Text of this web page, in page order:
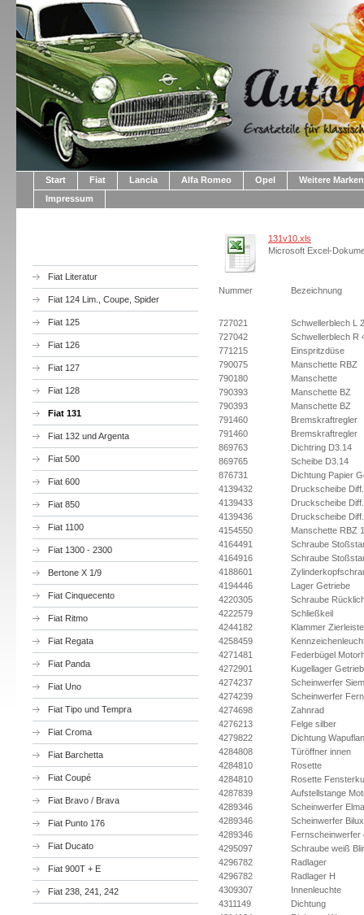
Start Fiat Lancia Alfa Romeo Opel
Weitere Marken
Impressum
Fiat Literatur
Fiat 124 Lim., Coupe, Spider
Fiat 125
Fiat 126
Fiat 127
Fiat 128
Fiat 131
Fiat 132 und Argenta
Fiat 500
Fiat 600
Fiat 850
Fiat 1100
Fiat 1300 - 2300
Bertone X 1/9
Fiat Cinquecento
Fiat Ritmo
Fiat Regata
Fiat Panda
Fiat Uno
Fiat Tipo und Tempra
Fiat Croma
Fiat Barchetta
Fiat Coupé
Fiat Bravo / Brava
Fiat Punto 176
Fiat Ducato
Fiat 900T + E
Fiat 238, 241, 242
131v10.xls
Microsoft Excel-
Nummer Bezeichnung
727021
Schwellerblech L
727042
Schwellerblech R
771215
Einspritzdüse
790075
Manschette RBZ
790180
Manschette
790393
Manschette BZ
790393
Manschette BZ
791460
Bremskraftregler
791460
Bremskraftregler
869763
Dichtring D3.14
869765
Scheibe D3.14
876731
Dichtung Papier
4139432
Druckscheibe
4139433
Druckscheibe
4139436
Druckscheibe
4154550
Manschette RBZ
4164491
Schraube
4164916
Schraube
4188601
4194446
Lager Getriebe
4220305
Schraube
4222579
Schließkeil
4244182
Klammer Zierleiste
4258459
4271481
Federbügel
4272901
Kugellager
4274237
Scheinwerfer
4274239
Scheinwerfer
4274698
Zahnrad
4276213
Felge silber
4279822
Dichtung
4284808
Türöffner innen
4284810
Rosette
4284810
Rosette
4287839
Aufstellstange
4289346
Scheinwerfer Elma
4289346
Scheinwerfer
4289346
Fernscheinwerfer
4295097
Schraube weiß
4296782
Radlager
4296782
Radlager H
4309307
Innenleuchte
4311149
Dichtung